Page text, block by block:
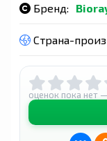
Бренд:
Страна-
оценок пока нет